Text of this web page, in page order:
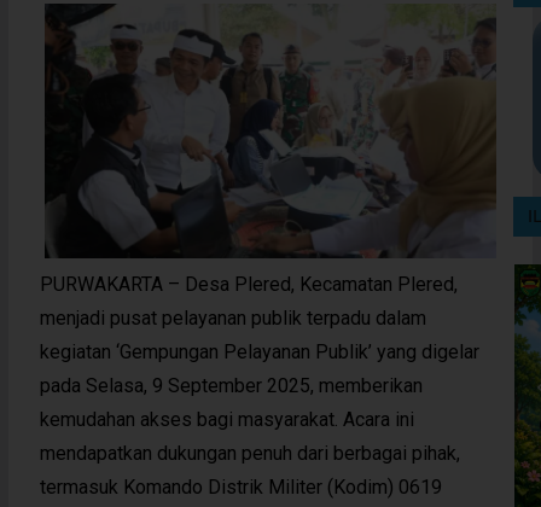
PURWAKARTA – Desa Plered, Kecamatan Plered,
menjadi pusat pelayanan publik terpadu dalam
kegiatan ‘Gempungan Pelayanan Publik’ yang digelar
pada Selasa, 9 September 2025, memberikan
kemudahan akses bagi masyarakat. Acara ini
mendapatkan dukungan penuh dari berbagai pihak,
termasuk Komando Distrik Militer (Kodim) 0619